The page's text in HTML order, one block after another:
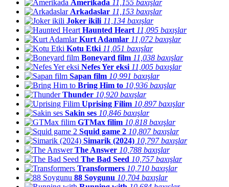
Amerikada 11,155 baxışlar
Arkadaslar 11,153 baxışlar
Joker ikili 11,134 baxışlar
Haunted Heart 11,095 baxışlar
Kurt Adamlar 11,072 baxışlar
Kotu Etki 11,051 baxışlar
Boneyard film 11,038 baxışlar
Nefes Yer eksi 11,005 baxışlar
Sapan film 10,991 baxışlar
Bring Him to 10,936 baxışlar
Thunder 10,920 baxışlar
Uprising Filim 10,897 baxışlar
Sakin ses 10,846 baxışlar
GTMax filim 10,818 baxışlar
Squid game 2 10,807 baxışlar
Simarik (2024) 10,797 baxışlar
The Answer 10,788 baxışlar
The Bad Seed 10,757 baxışlar
Transformers 10,710 baxışlar
88 Soygunu 10,704 baxışlar